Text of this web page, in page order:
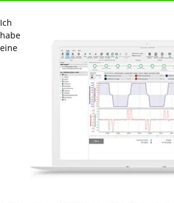
Ich
habe
eine